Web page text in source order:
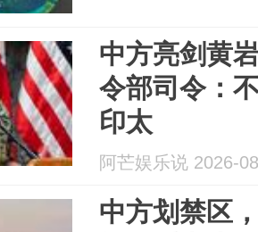
中方亮剑黄
令部司令：
印太
阿芒娱乐说 2026-
中方划禁区